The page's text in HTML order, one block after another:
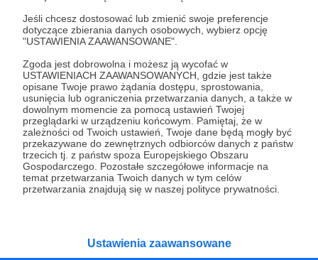
Jeśli chcesz dostosować lub zmienić swoje preferencje
dotyczące zbierania danych osobowych, wybierz opcję
"USTAWIENIA ZAAWANSOWANE".
Zgoda jest dobrowolna i możesz ją wycofać w
USTAWIENIACH ZAAWANSOWANYCH, gdzie jest także
opisane Twoje prawo żądania dostępu, sprostowania,
usunięcia lub ograniczenia przetwarzania danych, a także w
dowolnym momencie za pomocą ustawień Twojej
przeglądarki w urządzeniu końcowym. Pamiętaj, że w
zależności od Twoich ustawień, Twoje dane będą mogły być
przekazywane do zewnętrznych odbiorców danych z państw
trzecich tj. z państw spoza Europejskiego Obszaru
Gospodarczego. Pozostałe szczegółowe informacje na
temat przetwarzania Twoich danych w tym celów
przetwarzania znajdują się w naszej polityce prywatności.
Ustawienia zaawansowane
można ją trzymać nawet do marca w domu. Ale nie
polecam. Jeśli mamy zamiar zasadzić choineczkę w
gruncie, nie zwlekajmy.
technika sadzenie sadzonki
Brak komentarzy